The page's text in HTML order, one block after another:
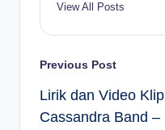
View All Posts
Post
navigation
Previous Post
Lirik dan Video Klip
Cassandra Band –